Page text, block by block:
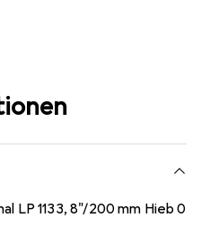
LP 1133, 8"/200 mm Hieb 0